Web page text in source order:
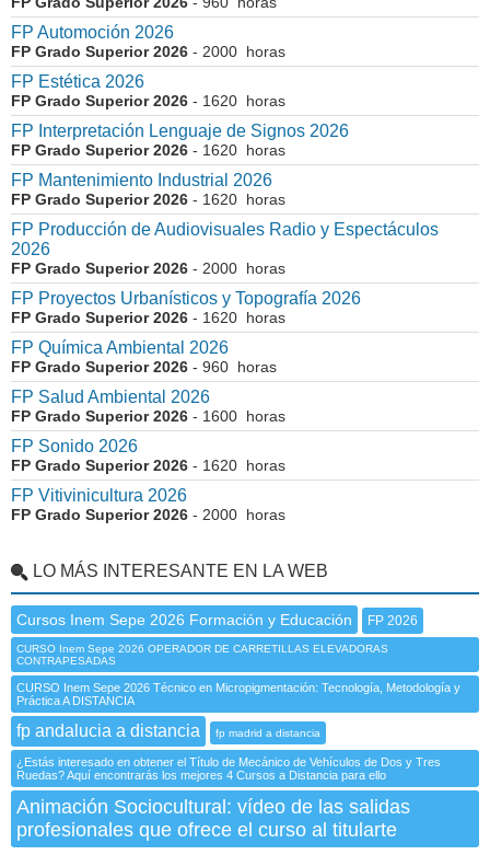
FP Automoción 2026
FP Grado Superior 2026 - 2000 horas
FP Estética 2026
FP Grado Superior 2026 - 1620 horas
FP Interpretación Lenguaje de Signos 2026
FP Grado Superior 2026 - 1620 horas
FP Mantenimiento Industrial 2026
FP Grado Superior 2026 - 1620 horas
FP Producción de Audiovisuales Radio y Espectáculos
2026
FP Grado Superior 2026 - 2000 horas
FP Proyectos Urbanísticos y Topografía 2026
FP Grado Superior 2026 - 1620 horas
FP Química Ambiental 2026
FP Grado Superior 2026 - 960 horas
FP Salud Ambiental 2026
FP Grado Superior 2026 - 1600 horas
FP Sonido 2026
FP Grado Superior 2026 - 1620 horas
FP Vitivinicultura 2026
FP Grado Superior 2026 - 2000 horas
LO MÁS INTERESANTE EN LA WEB
Cursos Inem Sepe 2026 Formación y Educación FP 2026
CURSO Inem Sepe 2026 OPERADOR DE CARRETILLAS ELEVADORAS
CONTRAPESADAS
CURSO Inem Sepe 2026 Técnico en Micropigmentación: Tecnología, Metodología y
Práctica A DISTANCIA
fp andalucia a distancia fp madrid a distancia
¿Estás interesado en obtener el Título de Mecánico de Vehículos de Dos y Tres
Ruedas? Aquí encontrarás los mejores 4 Cursos a Distancia para ello
Animación Sociocultural: vídeo de las salidas
profesionales que ofrece el curso al titularte